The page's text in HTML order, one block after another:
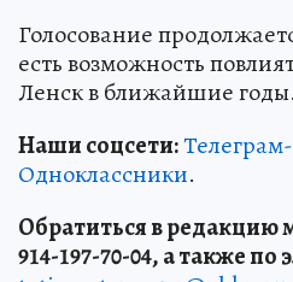
Голосование
есть возможность
Ленск в ближайшие годы.
Наши соцсети:
Одноклассники.
Обратиться в редакцию
914-197-70-04, а также